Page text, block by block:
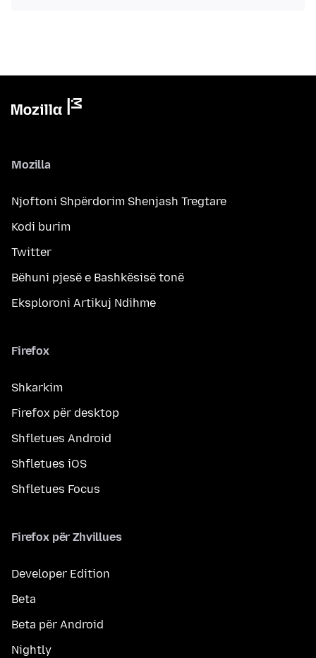
Mozilla
Njoftoni Shpërdorim Shenjash Tregtare
Kodi burim
Twitter
Bëhuni pjesë e Bashkësisë tonë
Eksploroni Artikuj Ndihme
Firefox
Shkarkim
Firefox për desktop
Shfletues Android
Shfletues iOS
Shfletues Focus
Firefox për Zhvillues
Developer Edition
Beta
Beta për Android
Nightly